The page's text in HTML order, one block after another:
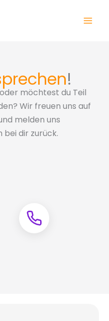
!
möchtest du Teil
Wir freuen uns auf
melden uns
dir zurück.